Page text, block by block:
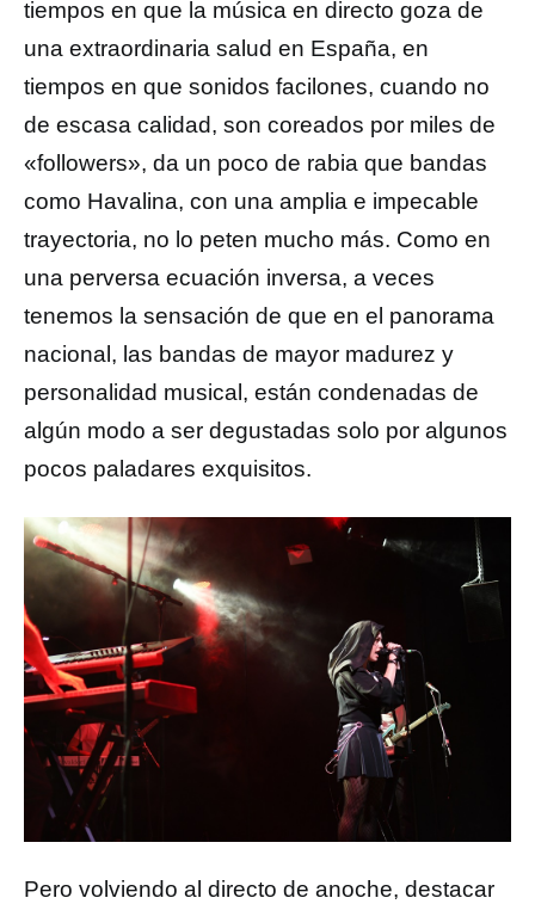
tiempos en que la música en directo goza de
una extraordinaria salud en España, en
tiempos en que sonidos facilones, cuando no
de escasa calidad, son coreados por miles de
«followers», da un poco de rabia que bandas
como Havalina, con una amplia e impecable
trayectoria, no lo peten mucho más. Como en
una perversa ecuación inversa, a veces
tenemos la sensación de que en el panorama
nacional, las bandas de mayor madurez y
personalidad musical, están condenadas de
algún modo a ser degustadas solo por algunos
pocos paladares exquisitos.
Pero volviendo al directo de anoche, destacar